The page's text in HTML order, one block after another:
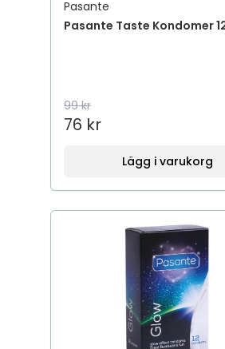
Pasante
Pasante Taste Kondomer
99 kr
76 kr
Lägg i varukorg